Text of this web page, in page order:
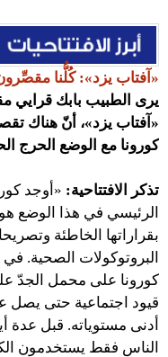
«آفتاب يزد»: كُلُّنا
يرى الطبيب بابك قرايي
«آفتاب يزد»، أنّ هناك
كورونا مع الوضع الحرج
تذكر الافتتاحية: «أوجد
الرئيسي في هذا الوضع
بقراراتها الخاطئة
البروتوكولات الصحية.
كورونا على محمل الجدّ
قيود اجتماعية حتى يصل
الناس فقط يستخدمون